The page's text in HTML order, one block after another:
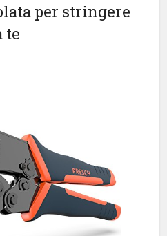
per stringere
te